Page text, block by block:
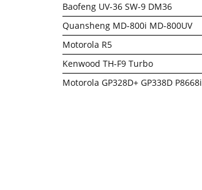
Baofeng UV-36 SW-9 DM36
Quansheng MD-800i MD-800UV
Motorola R5
Kenwood TH-F9 Turbo
Motorola GP328D+ GP338D P8668i